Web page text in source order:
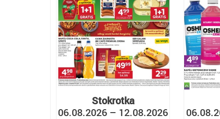
Stokrotka
06.08.2026 – 12.08.2026